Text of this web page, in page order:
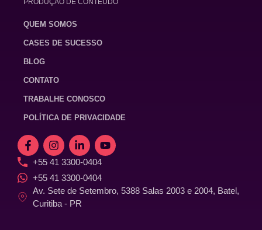
QUEM SOMOS
CASES DE SUCESSO
BLOG
CONTATO
TRABALHE CONOSCO
POLÍTICA DE PRIVACIDADE
+55 41 3300-0404
+55 41 3300-0404
Av. Sete de Setembro, 5388 Salas 2003 e 2004, Batel,
Curitiba - PR